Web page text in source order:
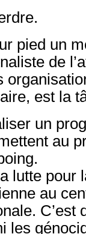
pied un
de
est la
un
au
lutte pour
au
C’est
les